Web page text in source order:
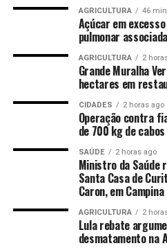
ainda criança, quando
“Meu pai
pandeiro
o Carnaval, eu
empolgado
pandeirinho
braço para
Presidente
eu passo ali,
Exército veio
AGRICULTURA 46
Açúcar em
pulmonar
AGRICULTURA 2
Grande Muralha
hectares em
CIDADES 2 horas ago
Operação contra
de 700 kg de
SAÚDE 2 horas ago
Ministro da Saúde
Santa Casa de
Caron, em
AGRICULTURA 2
Lula rebate
desmatamento na